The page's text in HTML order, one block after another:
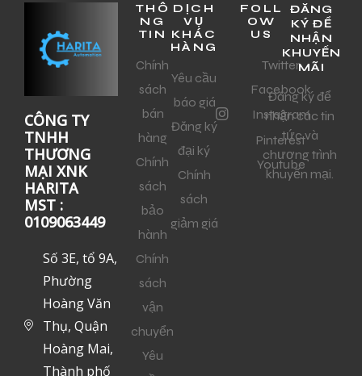
CÔNG TY
TNHH
THƯƠNG
MẠI XNK
HARITA
MST :
0109063449
Số 3E, tổ 9A,
Phường
Hoàng Văn
Thụ, Quận
Hoàng Mai,
Thành phố
THÔ
NG
TIN
Chính
sách
bán
hàng
Chính
sách
bảo
hành
Chính
sách
vận
chuyển
Yêu
DỊCH
VỤ
KHÁC
HÀNG
Yêu cầu
báo giá
Đăng ký
đại ký
Chính
sách
giảm giá
FOLL
OW
US
Twitter
Facebook
Instagram
Pinterest
Youtube
ĐĂNG
KÝ ĐỂ
NHẬN
KHUYẾN
MÃI
Đăng ký để
nhận các tin
tức và
chương trình
khuyến mại.